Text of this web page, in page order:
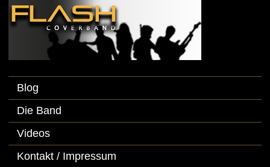
Blog
Die Band
Videos
Kontakt / Impressum